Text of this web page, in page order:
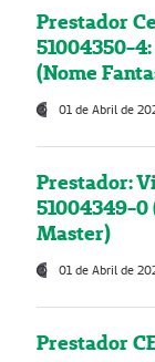
Prestador
51004350-
(Nome
01 de Abril de
Prestador:
51004349-0
Master)
01 de Abril de
Prestador